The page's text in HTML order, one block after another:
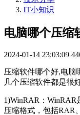
IT小知识
电脑哪个压缩
2024-01-14 23:03:09
压缩软件哪个好,电脑
几个压缩软件都是很
1)WinRAR：
压缩格式，包括RAR